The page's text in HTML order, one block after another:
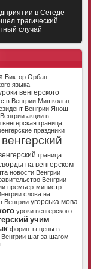
в Сегеде
трагический
случай
Виктор Орбан
языка
венгерского
в Венгрии Мишкольц
Венгрии Янош
акции в
венгерская граница
праздники
венгерский
граница
на венгерском
новости Венгрии
Венгрии
премьер-министр
слова на
Венгрии угорська мова
уроки венгерского
учим
форинты цены в
шаг за шагом